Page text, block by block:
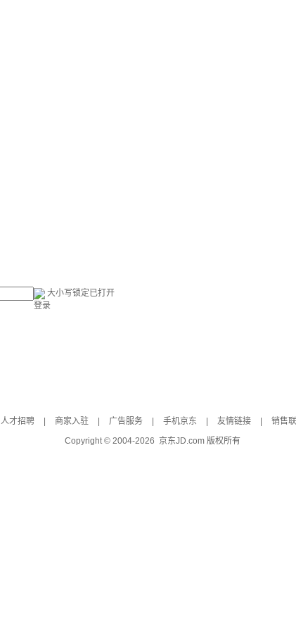
大小写锁定已打开
登录
人才招聘 商家入驻 广告服务 手机京东 友情链接 销售
Copyright © 2004-2026 京东JD.com 版权所有